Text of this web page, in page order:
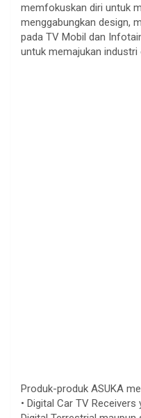
memfokuskan diri untuk
menggabungkan design,
pada TV Mobil dan
untuk memajukan
Produk-produk ASUKA
• Digital Car TV